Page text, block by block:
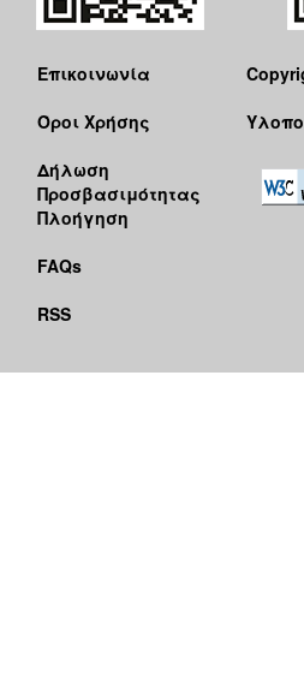
Επικοινωνία
Όροι Χρήσης
Δήλωση
Προσβασιμότητας
Πλοήγηση
FAQs
RSS